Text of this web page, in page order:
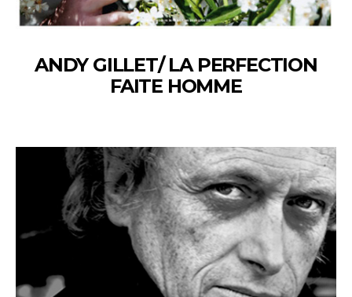
ANDY GILLET/ LA PERFECTION
FAITE HOMME